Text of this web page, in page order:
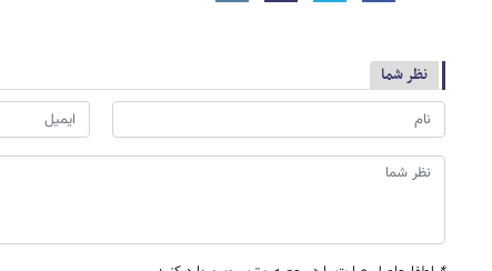
نظر شما